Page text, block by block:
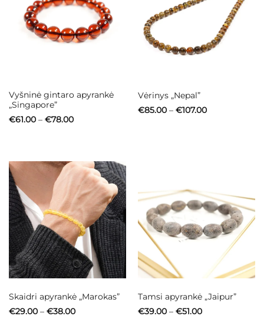
Vyšninė gintaro apyrankė
„Singapore”
€61.00 – €78.00Price
Vėrinys „Nepal”
€85.00 – €107.00Price
Skaidri apyrankė „Marokas”
€29.00 – €38.00Price
Tamsi apyrankė „Jaipur”
€39.00 – €51.00Price